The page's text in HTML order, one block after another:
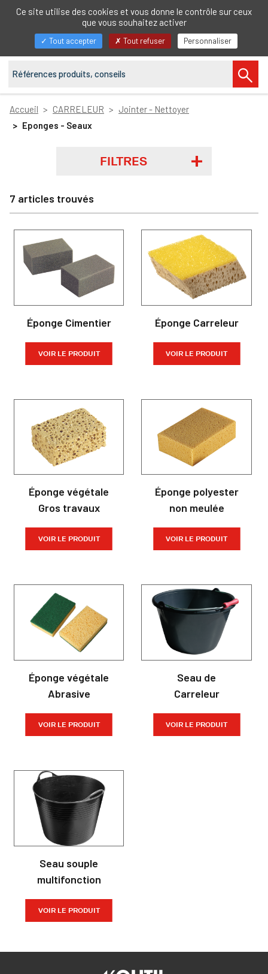
FR
Afficher/masquer
Accueil CARRELEUR
Jointer - Nettoyer
Eponges - Seaux
FILTRES
7 articles trouvés
Éponge Cimentier
VOIR LE PRODUIT
Éponge Carreleur
VOIR LE PRODUIT
Éponge végétale
Gros travaux
VOIR LE PRODUIT
Éponge polyester
non meulée
VOIR LE PRODUIT
Éponge végétale
Abrasive
VOIR LE PRODUIT
Seau de
Carreleur
VOIR LE PRODUIT
Seau souple
multifonction
VOIR LE PRODUIT
Ce site utilise des cookies et vous donne le contrôle sur ceux
que vous souhaitez activer
Tout accepter Tout refuser Personnaliser